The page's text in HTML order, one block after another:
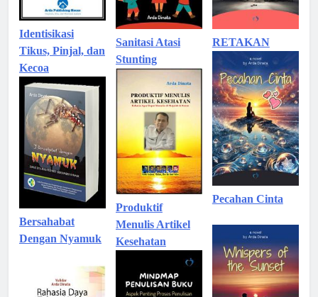
Identisikasi
Tikus, Pinjal, dan
Kecoa
Bersahabat
Dengan Nyamuk
Sanitasi Atasi
Stunting
Produktif
Menulis Artikel
Kesehatan
RETAKAN
Pecahan Cinta